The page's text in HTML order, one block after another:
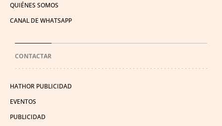
QUIÉNES SOMOS
CANAL DE WHATSAPP
CONTACTAR
HATHOR PUBLICIDAD
EVENTOS
PUBLICIDAD